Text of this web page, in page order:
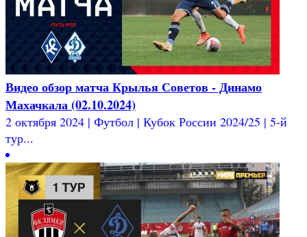
Видео обзор матча Крылья Советов - Динамо
Махачкала (02.10.2024)
2 октября 2024 | Футбол | Кубок России 2024/25 | 5-й
тур...